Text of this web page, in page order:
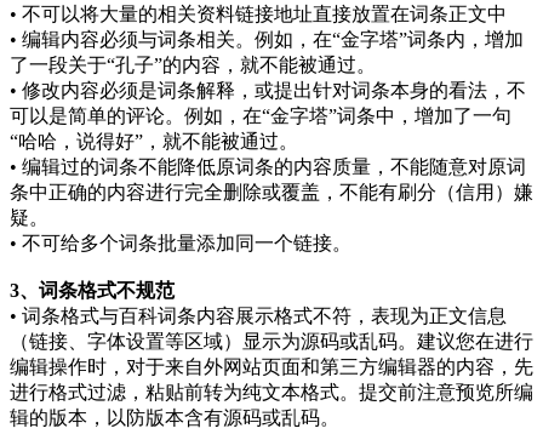
• 不可以将大量的相关资料链接地址直接放置在词条正文中
• 编辑内容必须与词条相关。例如，在“金字塔”词条内，增加
了一段关于“孔子”的内容，就不能被通过。
• 修改内容必须是词条解释，或提出针对词条本身的看法，不
可以是简单的评论。例如，在“金字塔”词条中，增加了一句
“哈哈，说得好”，就不能被通过。
• 编辑过的词条不能降低原词条的内容质量，不能随意对原词
条中正确的内容进行完全删除或覆盖，不能有刷分（信用）嫌
疑。
• 不可给多个词条批量添加同一个链接。
3、词条格式不规范
• 词条格式与百科词条内容展示格式不符，表现为正文信息
（链接、字体设置等区域）显示为源码或乱码。建议您在进行
编辑操作时，对于来自外网站页面和第三方编辑器的内容，先
进行格式过滤，粘贴前转为纯文本格式。提交前注意预览所编
辑的版本，以防版本含有源码或乱码。